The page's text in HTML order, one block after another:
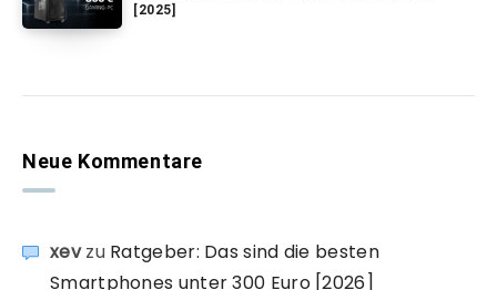
[2025]
Neue Kommentare
xevzu Ratgeber: Das sind die besten
Smartphones unter 300 Euro [2026]